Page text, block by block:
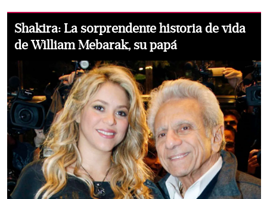
Shakira: La sorprendente historia de vida
de William Mebarak, su papá